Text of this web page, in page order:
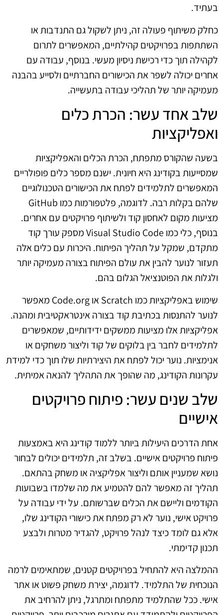
בעתיד.
כחלק משיתוף פעולה זה, ניתן לשקול גם התנדבות או
השתתפות בפרויקטים קהילתיים, המאפשרים לתרום
לקהילה תוך כדי רכישת ניסיון מעשי. בנוסף, עבודה עם
אחרים יכולה לשפר את הכישורים החברתיים ולסייע בהבנה
מעמיקה יותר של תהליכי עבודה בתעשייה.
שלב אחד עשר: הכרת כלים
ואפליקציות
בשעה שהקורס מתפתח, הכרת הכלים והאפליקציות
שמסייעות בקודינג היא חיונית. ישנם מספר כלים פופולריים
המאפשרים לתלמידים לפתח את הכישורים הטכנולוגיים
שלהם בקלות רבה. לדוגמה, פלטפורמות כמו GitHub
מציעות מקום לאחסון קוד ולשיתוף פרויקטים עם אחרים.
בנוסף, כלי כמו Visual Studio Code מספק עורך קוד
מתקדם, שמקל על תהליך הפיתוח. היכרות עם כלים אלה
תעזור לנוער להבין את עולם הפיתוח בצורה מעמיקה יותר
ולגלות את הפוטנציאל הגלום בהם.
שימוש באפליקציות כמו Scratch או Code.org מאפשר
לנוער להתנסות בכתיבת קוד בצורה אינטראקטיבית ומהנה.
אפליקציות אלו מציעות ממשקים ידידותיים, שמאפשרים
לתלמידים לחבר בין בלוקים של קוד וליצור משחקים או
אנימציות. נוער יכול לפתח את היצירתיות שלו תוך כדי למידת
עקרונות הקודינג, מה שהופך את התהליך להנאה אמיתית.
שלב שנים עשר: פיתוח פרויקטים
אישיים
אחת הדרכים היעילות ביותר ללמוד קודינג היא באמצעות
פיתוח פרויקטים אישיים. בשלב זה, תלמידים יכולים לבחור
נושא שמעניין אותם וליצור אפליקציה או משחק בהתאם.
תהליך זה מאפשר להם להטמיע את מה שלמדו בשבועות
הקודמים וליישם את הכלים שברשותם. על ידי עבודה על
פרויקט אישי, נוער לא רק מפתח את כישורי הקודינג שלו,
אלא גם לומד כיצד לנהל פרויקט, להגדיר מטרות ולבצע
תכנון קדימתי.
ההמלצה היא להתחיל בפרויקטים קטנים, שמתאימים לרמה
הנוכחית של התלמיד. לדוגמה, יצירת משחק פשוט או אתר
אישי. ככל שהתלמיד מתפתח ומתרגל, ניתן להרחיב את